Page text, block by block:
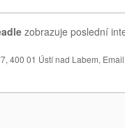
zobrazuje poslední
400 01 Ústí nad Labem,